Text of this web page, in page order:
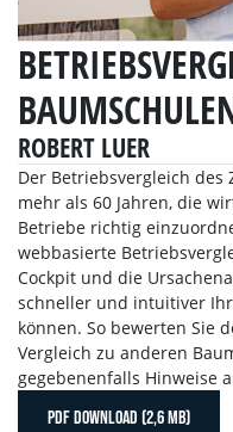
ROBERT LUER
Der Betriebsvergleich
mehr als 60 Jahren, die
Betriebe richtig
webbasierte
Cockpit und die
schneller und intuitiver
können. So bewerten Sie
Vergleich zu anderen
gegebenenfalls Hinweise
PDF DOWNLOAD (2,6 MB)